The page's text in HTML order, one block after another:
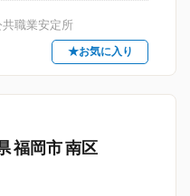
共職業安定所
★お気に入り
福岡市 南区